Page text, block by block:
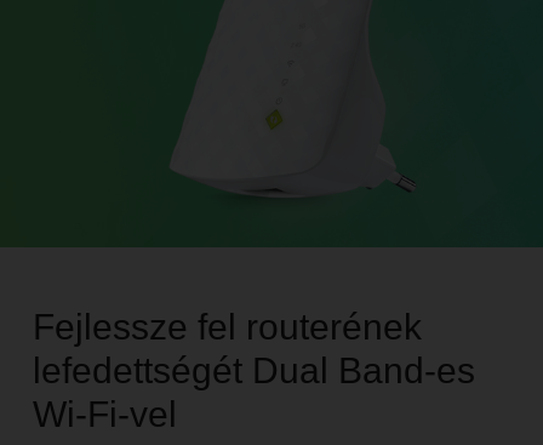
Fejlessze fel routerének
lefedettségét Dual Band-es
Wi-Fi-vel